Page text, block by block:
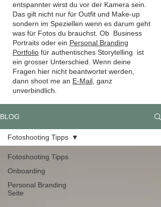
entspannter wirst du vor der Kamera sein.
Das gilt nicht nur für Outfit und Make-up
sondern im Speziellen wenn es darum geht
was für Fotos du brauchst. Ob Business
Portraits oder ein Personal Branding
Portfolio für authentisches Storytelling ist
ein grosser Unterschied. Wenn deine
Fragen hier nicht beantwortet werden,
dann shoot me an E-Mail, ganz
unverbindlich.
BLOG
Fotoshooting Tipps
Onboarding
Personal Branding
Seite
Fotoshooting Tipps